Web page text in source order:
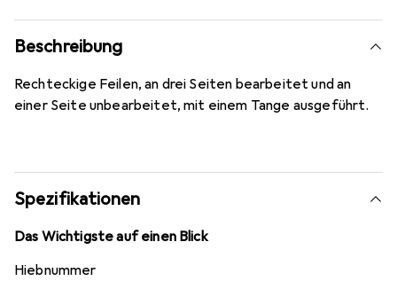
Beschreibung
Rechteckige Feilen, an drei Seiten bearbeitet und an
einer Seite unbearbeitet, mit einem Tange ausgeführt.
Spezifikationen
Das Wichtigste auf einen Blick
Hiebnummer